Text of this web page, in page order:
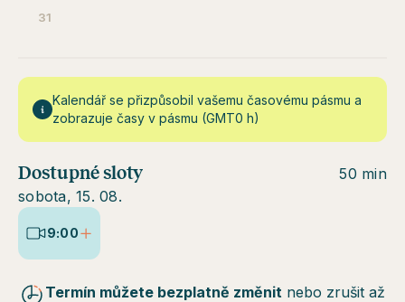
31
Kalendář se přizpůsobil vašemu časovému pásmu a
zobrazuje časy v pásmu (GMT0 h)
Dostupné sloty
sobota, 15. 08.
50 min
9:00
Termín můžete bezplatně změnit nebo zrušit až